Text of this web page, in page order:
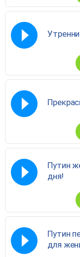
Путин
дня!
Путин
для